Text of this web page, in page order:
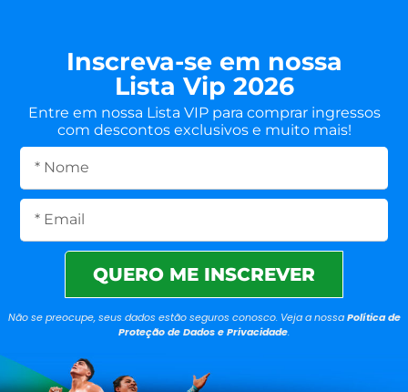
Inscreva-se em nossa
Lista Vip 2026
Entre em nossa Lista VIP para comprar ingressos
com descontos exclusivos e muito mais!
QUERO ME INSCREVER
Não se preocupe, seus dados estão seguros conosco. Veja a nossaPolítica de
Proteção de Dados e Privacidade.